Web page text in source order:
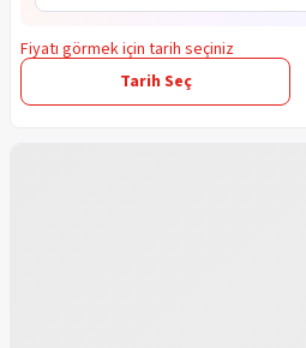
Fiyatı görmek için tarih seçiniz
Tarih Seç